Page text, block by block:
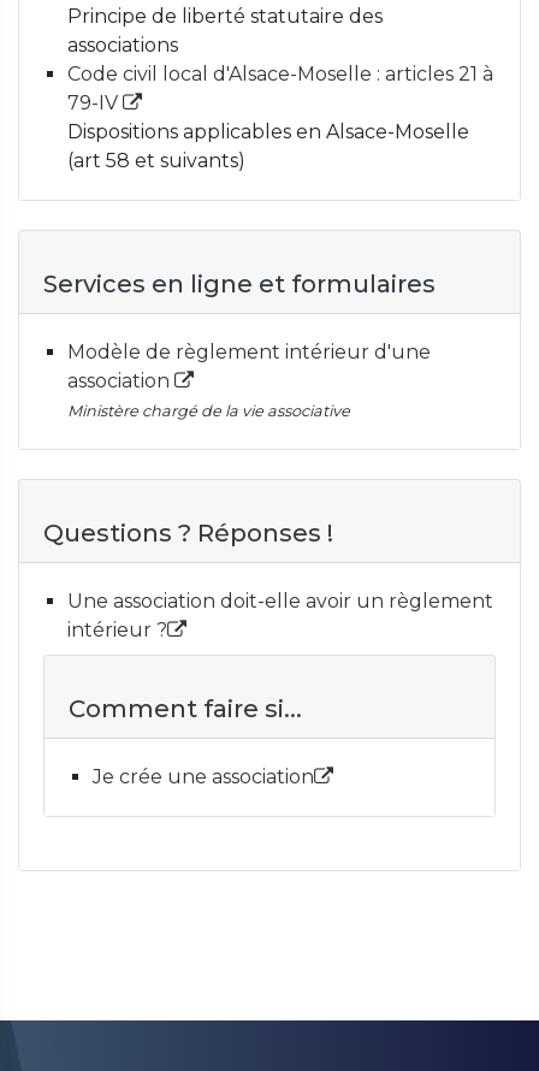
Principe de liberté statutaire des
associations
Code civil local d'Alsace-Moselle : articles 21 à
79-IV
Dispositions applicables en Alsace-Moselle
(art 58 et suivants)
Services en ligne et formulaires
Modèle de règlement intérieur d'une
association
Ministère chargé de la vie associative
Questions ? Réponses !
Une association doit-elle avoir un règlement
intérieur ?
Comment faire si...
Je crée une association